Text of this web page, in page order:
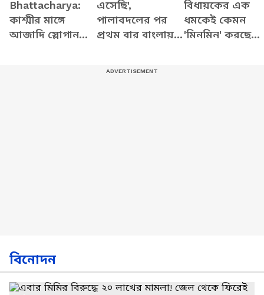
Bhattacharya:
কাশ্মীর মাঙ্গে
আজাদি স্লোগান
এসেছি',
পালাবদলের পর
প্রথম বার বাংলায়
বিধায়কের এক
ধমকেই কেমন
'মিনমিন' করছে
বিনোদন